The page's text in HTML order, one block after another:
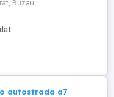
cu dizabilitati.
pret 3000 lei
Buzau
autostrada a7